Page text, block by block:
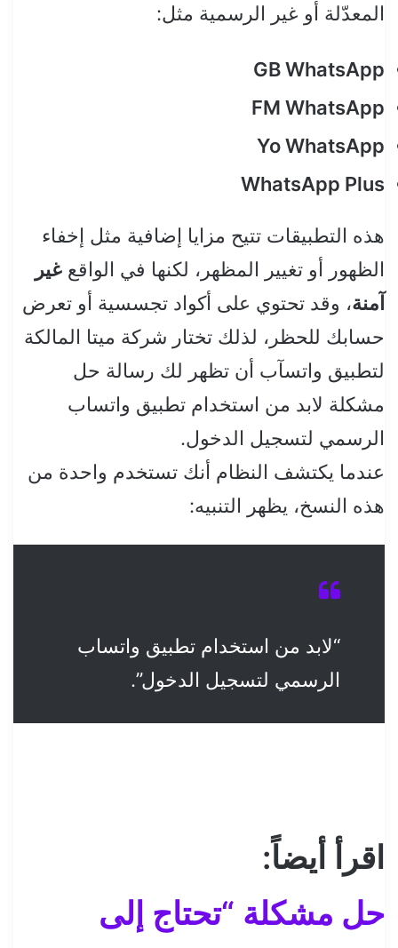
المعدّلة أو غير الرسمية مثل:
GB WhatsApp
FM WhatsApp
Yo WhatsApp
WhatsApp Plus
هذه التطبيقات تتيح مزايا إضافية مثل إخفاء
الظهور أو تغيير المظهر، لكنها في الواقع غير
آمنة، وقد تحتوي على أكواد تجسسية أو تعرض
حسابك للحظر، لذلك تختار شركة ميتا المالكة
لتطبيق واتسآب أن تظهر لك رسالة حل
مشكلة لابد من استخدام تطبيق واتساب
الرسمي لتسجيل الدخول.
عندما يكتشف النظام أنك تستخدم واحدة من
هذه النسخ، يظهر التنبيه:
“لابد من استخدام تطبيق واتساب
الرسمي لتسجيل الدخول”.
اقرأ أيضاً:
حل مشكلة “تحتاج إلى